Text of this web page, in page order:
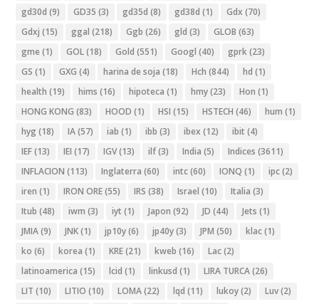
gd30d (9) GD35 (3) gd35d (8) gd38d (1) Gdx (70)
Gdxj (15) ggal (218) Ggb (26) gld (3) GLOB (63)
gme (1) GOL(18) Gold (551) Googl (40) gprk(23)
GS (1) GXG (4) harina de soja (18) Hch (844) hd (1)
health (19) hims (16) hipoteca (1) hmy(23) Hon (1)
HONG KONG (83) HOOD (1) HSI (15) HSTECH (46) hum (1)
hyg (18) IA(57) iab (1) ibb (3) ibex (12) ibit (4)
IEF(13) IEI (17) IGV(13) ilf(3) India (5) Indices (3611)
INFLACION (113) Inglaterra (60) intc(60) IONQ (1) ipc(2)
iren (1) IRON ORE(55) IRS (38) Israel (10) Italia (3)
Itub (48) iwm (3) iyt (1) Japon (92) JD (44) Jets (1)
JMIA(9) JNK(1) jp10y(6) jp40y(3) JPM (50) klac(1)
ko (6) korea (1) KRE(21) kweb (16) Lac(2)
latinoamerica (15) lcid (1) linkusd (1) LIRA TURCA(26)
LIT (10) LITIO (10) LOMA(22) lqd (11) lukoy(2) Luv(2)